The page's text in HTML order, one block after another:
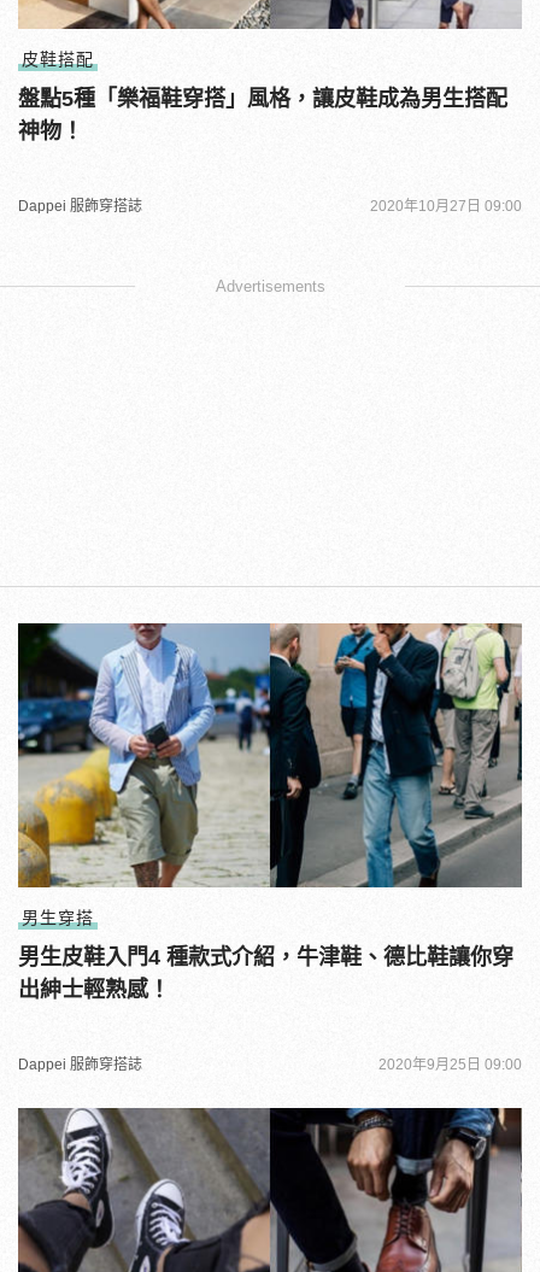
皮鞋搭配
盤點5種「樂福鞋穿搭」風格，讓皮鞋成為男生搭配
神物！
Dappei 服飾穿搭誌 2020年10月27日 09:00
Advertisements
男生穿搭
男生皮鞋入門4 種款式介紹，牛津鞋、德比鞋讓你穿
出紳士輕熟感！
Dappei 服飾穿搭誌 2020年9月25日 09:00